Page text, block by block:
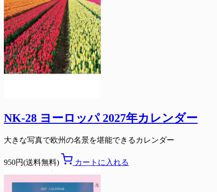
NK-28 ヨーロッパ 2027年カレンダー
大きな写真で欧州の名景を堪能できるカレンダー
950円(送料無料) カートに入れる